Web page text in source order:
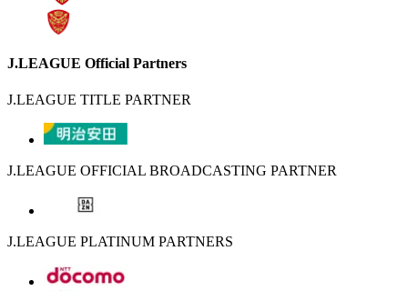
J.LEAGUE Official Partners
J.LEAGUE TITLE PARTNER
J.LEAGUE OFFICIAL BROADCASTING PARTNER
J.LEAGUE PLATINUM PARTNERS